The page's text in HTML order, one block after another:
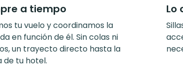
a tiempo
tu vuelo y coordinamos la
en función de él. Sin colas ni
un trayecto directo hasta la
de tu hotel.
Lo